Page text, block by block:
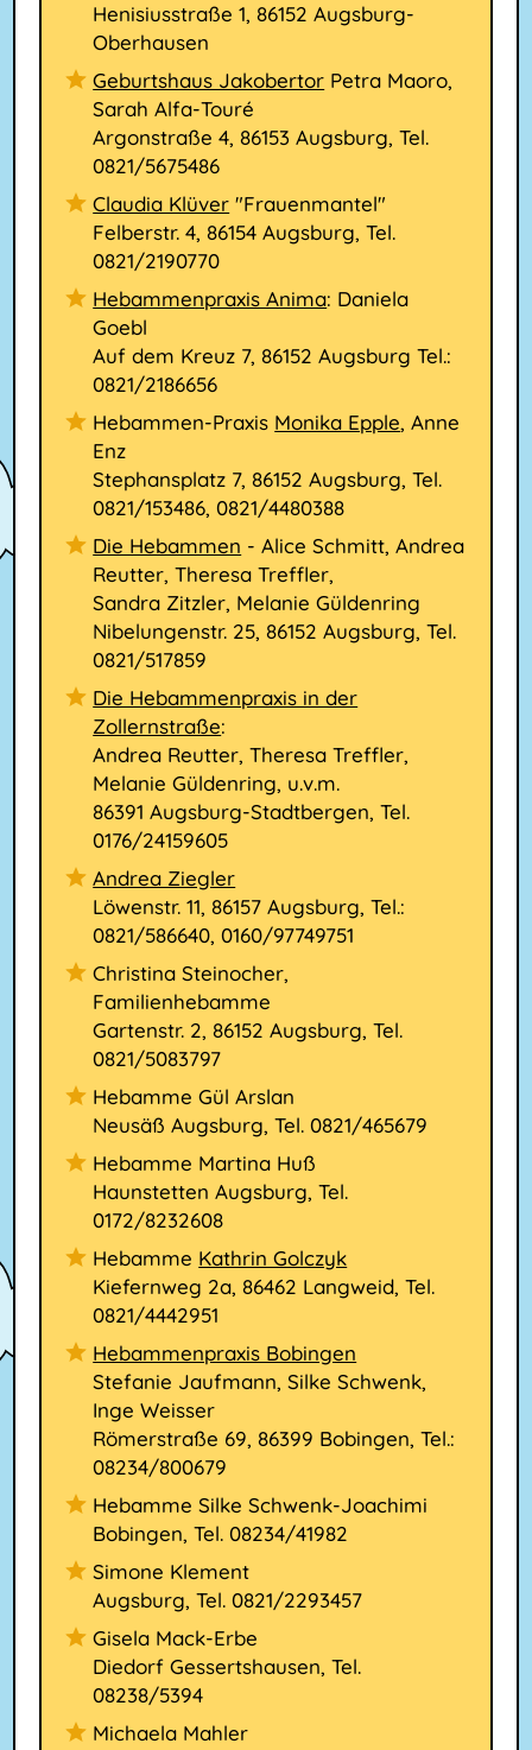
Henisiusstraße 1, 86152 Augsburg-
Oberhausen
Geburtshaus Jakobertor Petra Maoro,
Sarah Alfa-Touré
Argonstraße 4, 86153 Augsburg, Tel.
0821/5675486
Claudia Klüver "Frauenmantel"
Felberstr. 4, 86154 Augsburg, Tel.
0821/2190770
Hebammenpraxis Anima: Daniela
Goebl
Auf dem Kreuz 7, 86152 Augsburg Tel.:
0821/2186656
Hebammen-Praxis Monika Epple, Anne
Enz
Stephansplatz 7, 86152 Augsburg, Tel.
0821/153486, 0821/4480388
Die Hebammen - Alice Schmitt, Andrea
Reutter, Theresa Treffler,
Sandra Zitzler, Melanie Güldenring
Nibelungenstr. 25, 86152 Augsburg, Tel.
0821/517859
Die Hebammenpraxis in der
Zollernstraße:
Andrea Reutter, Theresa Treffler,
Melanie Güldenring, u.v.m.
86391 Augsburg-Stadtbergen, Tel.
0176/24159605
Andrea Ziegler
Löwenstr. 11, 86157 Augsburg, Tel.:
0821/586640, 0160/97749751
Christina Steinocher,
Familienhebamme
Gartenstr. 2, 86152 Augsburg, Tel.
0821/5083797
Hebamme Gül Arslan
Neusäß Augsburg, Tel. 0821/465679
Hebamme Martina Huß
Haunstetten Augsburg, Tel.
0172/8232608
Hebamme Kathrin Golczyk
Kiefernweg 2a, 86462 Langweid, Tel.
0821/4442951
Hebammenpraxis Bobingen
Stefanie Jaufmann, Silke Schwenk,
Inge Weisser
Römerstraße 69, 86399 Bobingen, Tel.:
08234/800679
Hebamme Silke Schwenk-Joachimi
Bobingen, Tel. 08234/41982
Simone Klement
Augsburg, Tel. 0821/2293457
Gisela Mack-Erbe
Diedorf Gessertshausen, Tel.
08238/5394
Michaela Mahler